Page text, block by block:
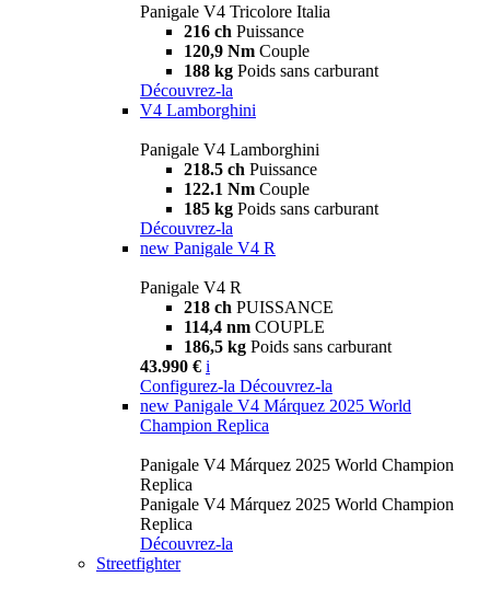
Panigale V4 Tricolore Italia
216 ch Puissance
120,9 Nm Couple
188 kg Poids sans carburant
Découvrez-la
V4 Lamborghini
Panigale V4 Lamborghini
218.5 ch Puissance
122.1 Nm Couple
185 kg Poids sans carburant
Découvrez-la
new Panigale V4 R
Panigale V4 R
218 ch PUISSANCE
114,4 nm COUPLE
186,5 kg Poids sans carburant
43.990 € i
Configurez-la Découvrez-la
new Panigale V4 Márquez 2025 World
Champion Replica
Panigale V4 Márquez 2025 World Champion
Replica
Panigale V4 Márquez 2025 World Champion
Replica
Découvrez-la
Streetfighter